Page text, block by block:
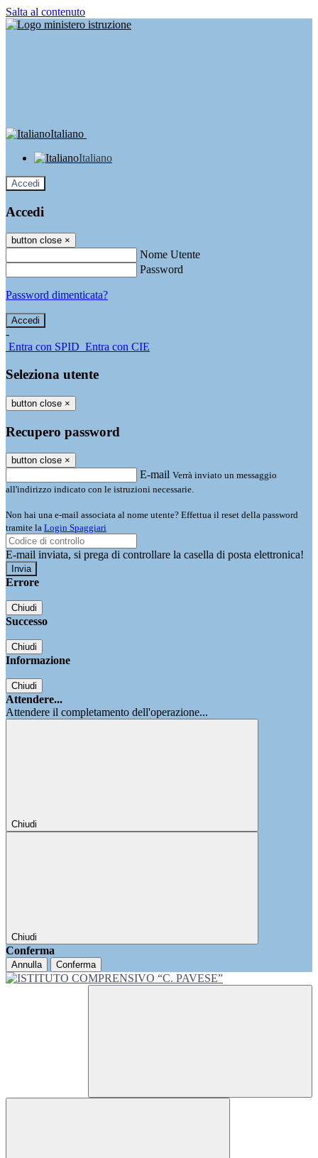
Salta al contenuto
Italiano
Italiano
Accedi
Accedi
button close ×
Nome Utente
Password
Password dimenticata?
-
Entra con SPID Entra con CIE
Seleziona utente
button close ×
Recupero password
button close ×
E-mail Verrà inviato un messaggio
all'indirizzo indicato con le istruzioni necessarie.
Non hai una e-mail associata al nome utente? Effettua il reset della password
tramite la Login Spaggiari
E-mail inviata, si prega di controllare la casella di posta elettronica!
Errore
Chiudi
Successo
Chiudi
Informazione
Chiudi
Attendere...
Attendere il completamento dell'operazione...
Chiudi
Chiudi
Conferma
Annulla Conferma